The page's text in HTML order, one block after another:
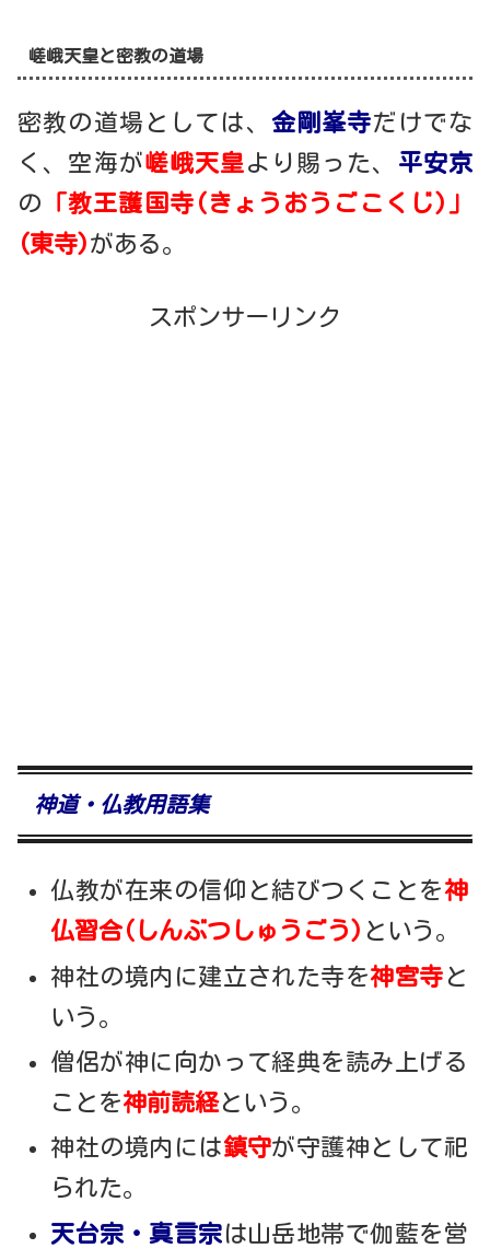
嵯峨天皇と密教の道場
密教の道場としては、 金剛峯寺だけでな
く、空海が嵯峨天皇より賜った、 平安京
の 「教王護国寺(きょうおうごこくじ)」
(東寺)がある。
スポンサーリンク
神道・仏教用語集
仏教が在来の信仰と結びつくことを神
仏習合(しんぶつしゅうごう) という。
神社の境内に建立された寺を神宮寺 と
いう。
僧侶が神に向かって経典を読み上げる
ことを神前読経という。
神社の境内には鎮守が守護神として祀
られた。
天台宗・真言宗は山岳地帯で伽藍を営